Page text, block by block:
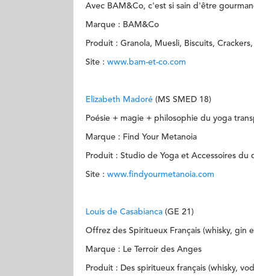
Avec BAM&Co, c'est si sain d'être
Marque : BAM&Co
Produit : Granola, Muesli, Biscuits,
Site : www.bam-et-co.com
Elizabeth Madoré (MS SMED 18)
Poésie + magie + philosophie du yoga
Marque : Find Your Metanoia
Produit : Studio de Yoga et Accessoires du
Site : www.findyourmetanoia.com
Louis de Casabianca (GE 21)
Offrez des Spiritueux Français (whisky, gin
Marque : Le Terroir des Anges
Produit : Des spiritueux français (whisky,